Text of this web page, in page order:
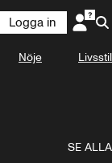
Logga in
Nöje Livsstil
SE ALLA